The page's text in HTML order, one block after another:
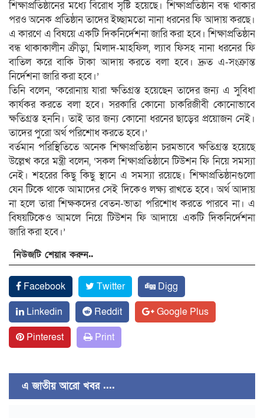
শিক্ষাপ্রতিষ্ঠানের মধ্যে বিরোধ সৃষ্টি হয়েছে। শিক্ষাপ্রতিষ্ঠান বন্ধ থাকার
পরও অনেক প্রতিষ্ঠান তাদের ইচ্ছামতো নানা ধরনের ফি আদায় করছে।
এ কারণে এ বিষয়ে একটি দিকনির্দেশনা জারি করা হবে। শিক্ষাপ্রতিষ্ঠান
বন্ধ থাকাকালীন ক্রীড়া, মিলাদ-মাহফিল, ল্যাব ফিসহ নানা ধরনের ফি
বাতিল করে বাকি টাকা আদায় করতে বলা হবে। দ্রুত এ-সংক্রান্ত
নির্দেশনা জারি করা হবে।’
তিনি বলেন, ‘করোনায় যারা ক্ষতিগ্রস্ত হয়েছেন তাদের জন্য এ সুবিধা
কার্যকর করতে বলা হবে। সরকারি কোনো চাকরিজীবী কোনোভাবে
ক্ষতিগ্রস্ত হননি। তাই তার জন্য কোনো ধরনের ছাড়ের প্রয়োজন নেই।
তাদের পুরো অর্থ পরিশোধ করতে হবে।’
বর্তমান পরিস্থিতিতে অনেক শিক্ষাপ্রতিষ্ঠান চরমভাবে ক্ষতিগ্রস্ত হয়েছে
উল্লেখ করে মন্ত্রী বলেন, ‘সকল শিক্ষাপ্রতিষ্ঠানে টিউশন ফি নিয়ে সমস্যা
নেই। শহরের কিছু কিছু স্থানে এ সমস্যা রয়েছে। শিক্ষাপ্রতিষ্ঠানগুলো
যেন টিকে থাকে আমাদের সেই দিকেও লক্ষ্য রাখতে হবে। অর্থ আদায়
না হলে তারা শিক্ষকদের বেতন-ভাতা পরিশোধ করতে পারবে না। এ
বিষয়টিকেও আমলে নিয়ে টিউশন ফি আদায়ে একটি দিকনির্দেশনা
জারি করা হবে।’
নিউজটি শেয়ার করুন..
Facebook Twitter
Digg
Linkedin
Reddit
Google Plus
Pinterest
Print
এ জাতীয় আরো খবর ....